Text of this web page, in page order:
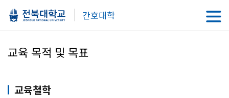
간호대학
교육 목적 및 목표
교육철학